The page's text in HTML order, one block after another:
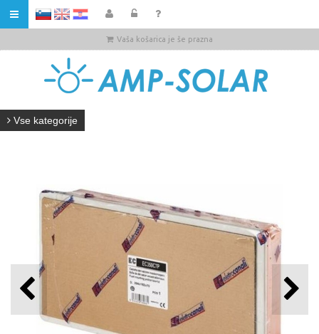
HR
Vaša košarica je še prazna
Vse kategorije